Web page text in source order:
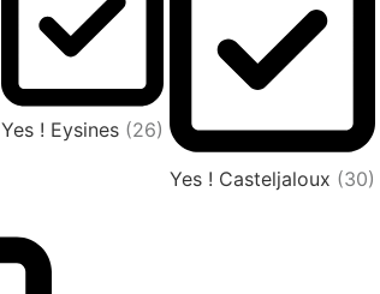
Yes ! Eysines (26)
Yes ! Casteljaloux (30)